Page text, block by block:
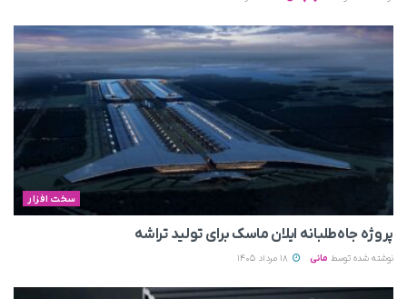
سخت افزار
پروژه جاه‌طلبانه ایلان ماسک برای تولید تراشه
نوشته شده توسط مانی